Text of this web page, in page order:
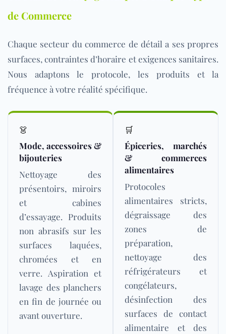
de Commerce
Chaque secteur du commerce de détail a ses propres
surfaces, contraintes d’horaire et exigences sanitaires.
Nous adaptons le protocole, les produits et la
fréquence à votre réalité spécifique.
👗
Mode, accessoires &
bijouteries
Nettoyage des
présentoirs, miroirs
et cabines
d’essayage. Produits
non abrasifs sur les
surfaces laquées,
chromées et en
verre. Aspiration et
lavage des planchers
en fin de journée ou
avant ouverture.
🛒
Épiceries, marchés
& commerces
alimentaires
Protocoles
alimentaires stricts,
dégraissage des
zones de
préparation,
nettoyage des
réfrigérateurs et
congélateurs,
désinfection des
surfaces de contact
alimentaire et des